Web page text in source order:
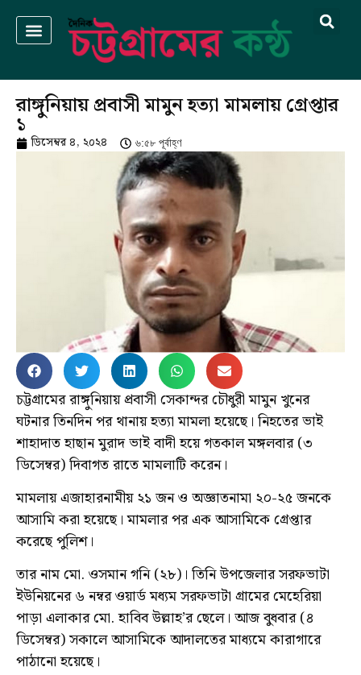
রাঙ্গুনিয়ায় প্রবাসী মামুন হত্যা মামলায় গ্রেপ্তার
১
ডিসেম্বর ৪, ২০২৪ ৬:৫৮ পূর্বাহ্ণ
চট্টগ্রামের রাঙ্গুনিয়ায় প্রবাসী সেকান্দর চৌধুরী মামুন খুনের
ঘটনার তিনদিন পর থানায় হত্যা মামলা হয়েছে। নিহতের ভাই
শাহাদাত হাছান মুরাদ ভাই বাদী হয়ে গতকাল মঙ্গলবার (৩
ডিসেম্বর) দিবাগত রাতে মামলাটি করেন।
মামলায় এজাহারনামীয় ২১ জন ও অজ্ঞাতনামা ২০-২৫ জনকে
আসামি করা হয়েছে। মামলার পর এক আসামিকে গ্রেপ্তার
করেছে পুলিশ।
তার নাম মো. ওসমান গনি (২৮)। তিনি উপজেলার সরফভাটা
ইউনিয়নের ৬ নম্বর ওয়ার্ড মধ্যম সরফভাটা গ্রামের মেহেরিয়া
পাড়া এলাকার মো. হাবিব উল্লাহ’র ছেলে। আজ বুধবার (৪
ডিসেম্বর) সকালে আসামিকে আদালতের মাধ্যমে কারাগারে
পাঠানো হয়েছে।